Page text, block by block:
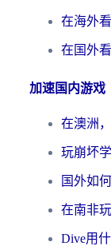
加速国内游戏